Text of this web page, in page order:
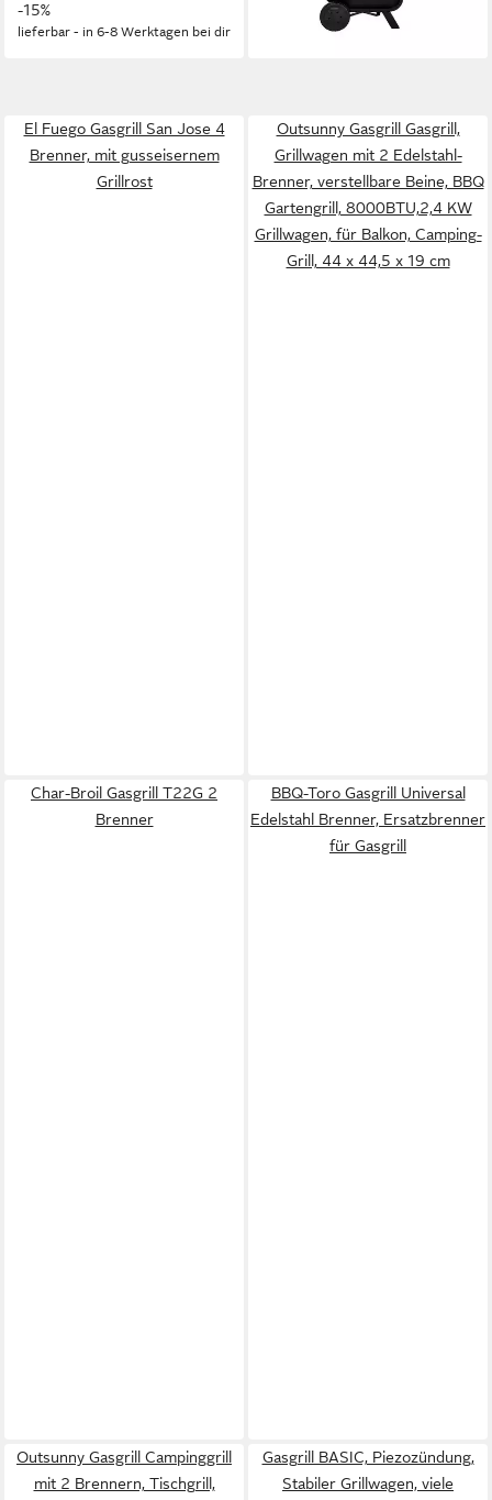
-15%
lieferbar - in 6-8 Werktagen bei dir
mtl. in 12 Raten
lieferbar - in 4-5 Werktagen bei dir
El Fuego Gasgrill San Jose 4
Brenner, mit gusseisernem
Grillrost
Outsunny Gasgrill Gasgrill,
Grillwagen mit 2 Edelstahl-
Brenner, verstellbare Beine, BBQ
Gartengrill, 8000BTU,2,4 KW
Grillwagen, für Balkon, Camping-
Grill, 44 x 44,5 x 19 cm
Char-Broil Gasgrill T22G 2
Brenner
BBQ-Toro Gasgrill Universal
Edelstahl Brenner, Ersatzbrenner
für Gasgrill
Outsunny Gasgrill Campinggrill
mit 2 Brennern, Tischgrill,
Gasgrill BASIC, Piezozündung,
Stabiler Grillwagen, viele